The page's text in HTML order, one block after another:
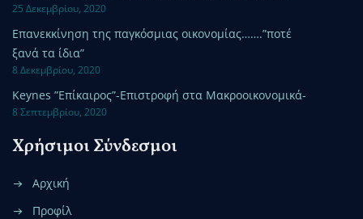
25 Δεκεμβρίου, 2020
Επανεκκίνηση της παγκόσμιας οικονομίας…….”ποτέ
ξανά τα ίδια”
8 Δεκεμβρίου, 2020
Keynes ”Επίκαιρος”-Επιστροφή στα Μακροοικονομικά-
8 Σεπτεμβρίου, 2020
Χρήσιμοι Σύνδεσμοι
Αρχική
Προφίλ